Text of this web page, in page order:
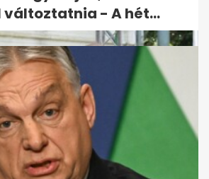
változtatnia - A hét...